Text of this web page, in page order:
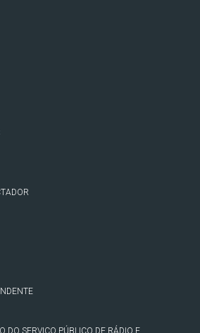
DO SERVIÇO PÚBLICO DE RÁDIO E